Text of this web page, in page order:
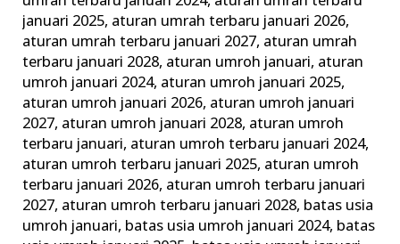
januari 2025, aturan umrah terbaru januari 2026,
aturan umrah terbaru januari 2027, aturan umrah
terbaru januari 2028, aturan umroh januari, aturan
umroh januari 2024, aturan umroh januari 2025,
aturan umroh januari 2026, aturan umroh januari
2027, aturan umroh januari 2028, aturan umroh
terbaru januari, aturan umroh terbaru januari 2024,
aturan umroh terbaru januari 2025, aturan umroh
terbaru januari 2026, aturan umroh terbaru januari
2027, aturan umroh terbaru januari 2028, batas usia
umroh januari, batas usia umroh januari 2024, batas
Keluarga
Madani